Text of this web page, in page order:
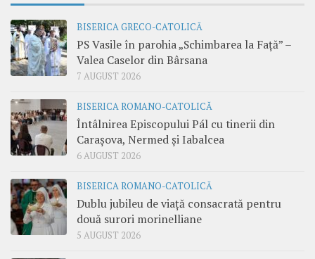
BISERICA GRECO-CATOLICĂ
PS Vasile în parohia „Schimbarea la Față” –
Valea Caselor din Bârsana
7 AUGUST 2026
BISERICA ROMANO-CATOLICĂ
Întâlnirea Episcopului Pál cu tinerii din
Carașova, Nermed și Iabalcea
6 AUGUST 2026
BISERICA ROMANO-CATOLICĂ
Dublu jubileu de viață consacrată pentru
două surori morinelliane
5 AUGUST 2026